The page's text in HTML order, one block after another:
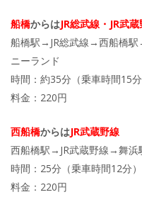
船橋からはJR総武線・JR武
船橋駅→JR総武線→西船橋
ニーランド
時間：約35分（乗車時間15分
料金：220円
西船橋からはJR武蔵野線
西船橋駅→JR武蔵野線→舞
時間：25分（乗車時間12分）
料金：220円